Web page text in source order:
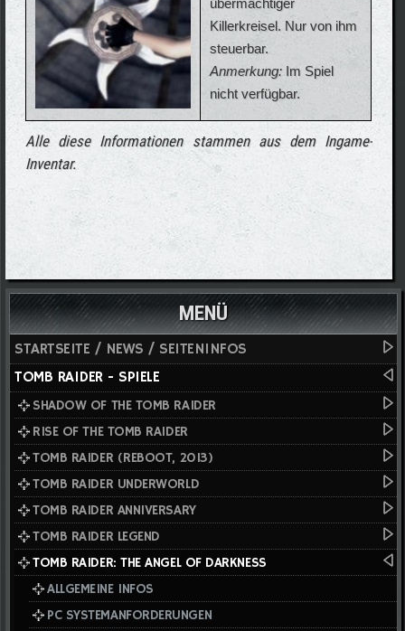
übermächtiger
Killerkreisel. Nur von ihm
steuerbar.
Anmerkung: Im Spiel
nicht verfügbar.
Alle diese Informationen stammen aus dem Ingame-
Inventar.
MENÜ
STARTSEITE / NEWS / SEITENINFOS
TOMB RAIDER - SPIELE
SHADOW OF THE TOMB RAIDER
RISE OF THE TOMB RAIDER
TOMB RAIDER (REBOOT, 2013)
TOMB RAIDER UNDERWORLD
TOMB RAIDER ANNIVERSARY
TOMB RAIDER LEGEND
TOMB RAIDER: THE ANGEL OF DARKNESS
ALLGEMEINE INFOS
PC SYSTEMANFORDERUNGEN